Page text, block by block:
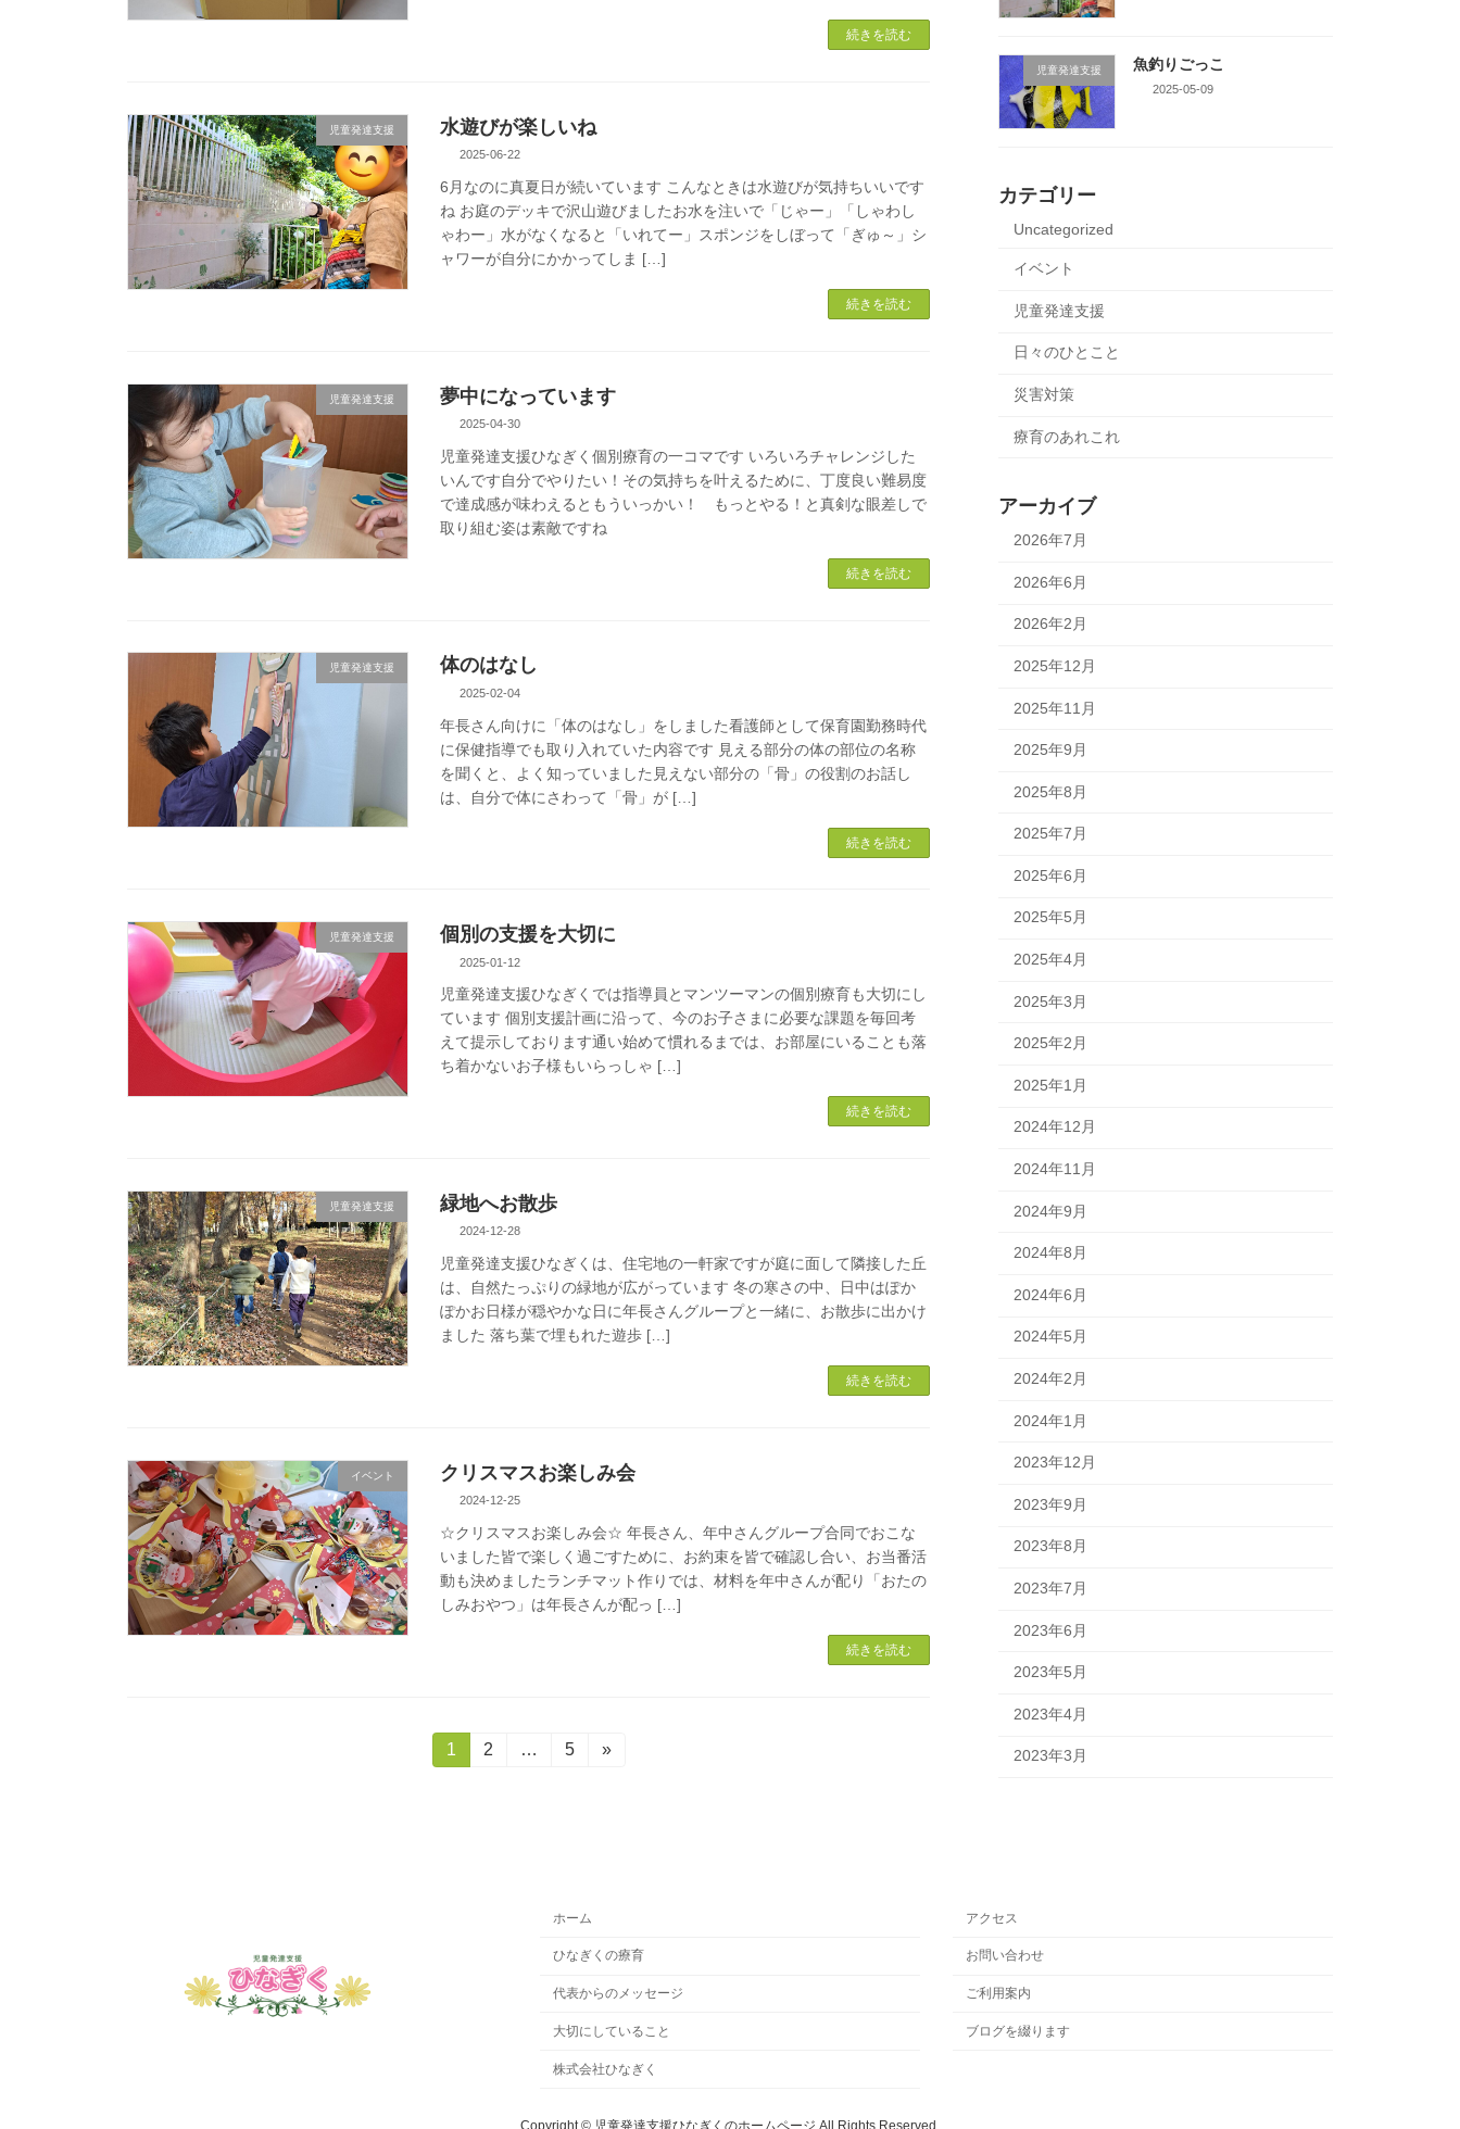
続きを読む
児童発達支援 水遊びが楽しいね
2025-06-22
6月なのに真夏日が続いています こんなときは水遊びが気持ちいいです
ね お庭のデッキで沢山遊びましたお水を注いで「じゃー」「しゃわし
ゃわー」水がなくなると「いれてー」スポンジをしぼって「ぎゅ～」シ
ャワーが自分にかかってしま […]
続きを読む
児童発達支援 夢中になっています
2025-04-30
児童発達支援ひなぎく個別療育の一コマです いろいろチャレンジした
いんです自分でやりたい！その気持ちを叶えるために、丁度良い難易度
で達成感が味わえるともういっかい！ もっとやる！と真剣な眼差しで
取り組む姿は素敵ですね
続きを読む
児童発達支援 体のはなし
2025-02-04
年長さん向けに「体のはなし」をしました看護師として保育園勤務時代
に保健指導でも取り入れていた内容です 見える部分の体の部位の名称
を聞くと、よく知っていました見えない部分の「骨」の役割のお話し
は、自分で体にさわって「骨」が […]
続きを読む
児童発達支援 個別の支援を大切に
2025-01-12
児童発達支援ひなぎくでは指導員とマンツーマンの個別療育も大切にし
ています 個別支援計画に沿って、今のお子さまに必要な課題を毎回考
えて提示しております通い始めて慣れるまでは、お部屋にいることも落
ち着かないお子様もいらっしゃ […]
続きを読む
児童発達支援 緑地へお散歩
2024-12-28
児童発達支援ひなぎくは、住宅地の一軒家ですが庭に面して隣接した丘
は、自然たっぷりの緑地が広がっています 冬の寒さの中、日中はぽか
ぽかお日様が穏やかな日に年長さんグループと一緒に、お散歩に出かけ
ました 落ち葉で埋もれた遊歩 […]
続きを読む
イベント クリスマスお楽しみ会
2024-12-25
☆クリスマスお楽しみ会☆ 年長さん、年中さんグループ合同でおこな
いました皆で楽しく過ごすために、お約束を皆で確認し合い、お当番活
動も決めましたランチマット作りでは、材料を年中さんが配り「おたの
しみおやつ」は年長さんが配っ […]
続きを読む
固
定
1
固
2 …
固
5 »
児童発達支援 魚釣りごっこ
2025-05-09
カテゴリー
Uncategorized
イベント
児童発達支援
日々のひとこと
災害対策
療育のあれこれ
アーカイブ
2026年7月
2026年6月
2026年2月
2025年12月
2025年11月
2025年9月
2025年8月
2025年7月
2025年6月
2025年5月
2025年4月
2025年3月
2025年2月
2025年1月
2024年12月
2024年11月
2024年9月
2024年8月
2024年6月
2024年5月
2024年2月
2024年1月
2023年12月
2023年9月
2023年8月
2023年7月
2023年6月
2023年5月
2023年4月
2023年3月
ホーム
ひなぎくの療育
代表からのメッセージ
大切にしていること
株式会社ひなぎく
アクセス
お問い合わせ
ご利用案内
ブログを綴ります
Copyright © 児童発達支援ひなぎくのホームページ All Rights Reserved.